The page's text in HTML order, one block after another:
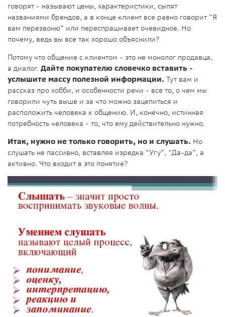
говорят - называют цены, характеристики, сыпят
названиями брендов, а в конце клиент все равно говорит “Я
вам перезвоню” или переспрашивает очевидное. Но
почему, ведь вы все так хорошо объяснили?
Потому что общение с клиентом - это не монолог продавца,
а диалог. Дайте покупателю словечко вставить -
услышите массу полезной информации. Тут вам и
рассказ про хобби, и особенности речи - все то, о чем мы
говорили чуть выше и за что можно зацепиться и
расположить человека к общению. И, конечно, истинная
потребность человека - то, что ему действительно нужно.
Итак, нужно не только говорить, но и слушать. Но
слушать не пассивно, вставляя изредка “Угу”, “Да-да”, а
активно. Что входит в это понятие?